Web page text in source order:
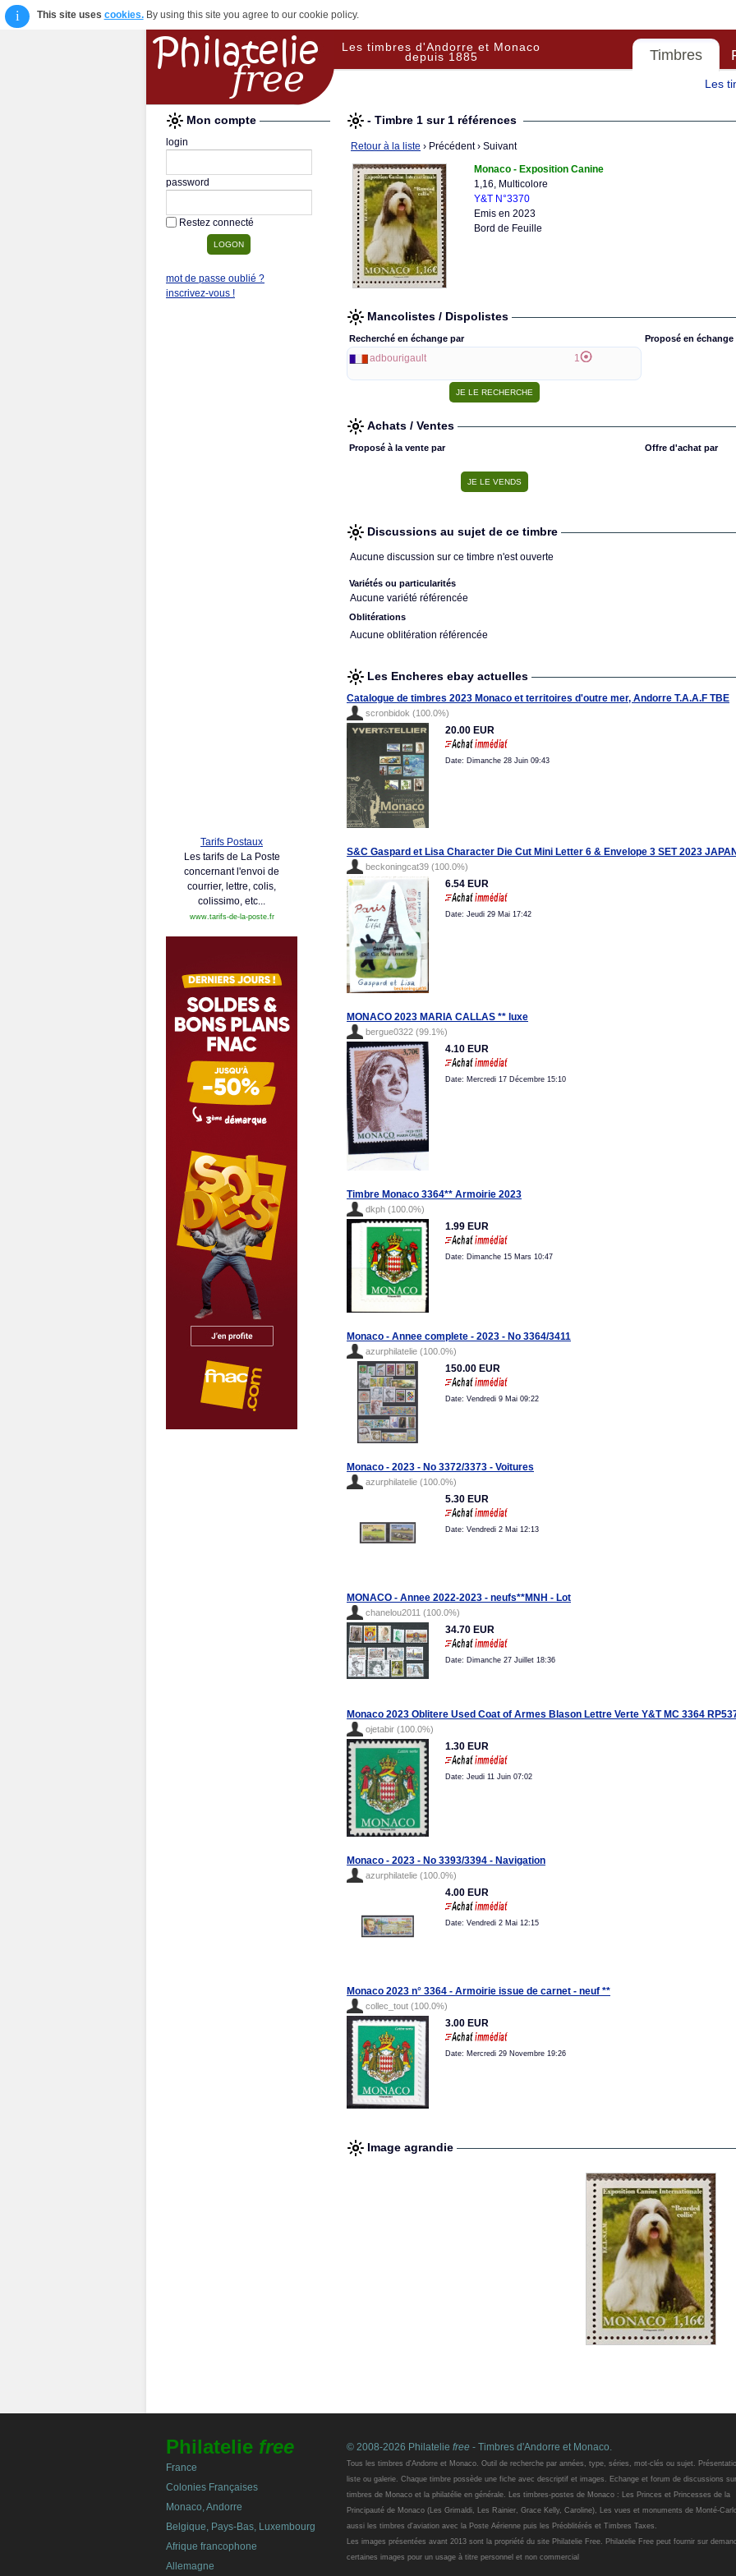
i This site uses cookies.By using this site you agree to our cookie policy.
Les timbres d'Andorre et Monaco
depuis 1885 Timbres
Les
Mon compte
login
password
Restez connecté
mot de passe oublié ?
inscrivez-vous !
Tarifs Postaux
Les tarifs de La Poste
concernant l'envoi de
courrier, lettre, colis,
colissimo, etc...
www.tarifs-de-la-poste.fr
- Timbre 1 sur 1 références
Retour à la liste › Précédent› Suivant
Monaco - Exposition Canine
1,16, Multicolore
Y&T N°3370
Emis en 2023
Bord de Feuille
Mancolistes / Dispolistes
Recherché en échange par
adbourigault 1
Proposé en échange
Achats / Ventes
Proposé à la vente par Offre d'achat par
Discussions au sujet de ce timbre
Aucune discussion sur ce timbre n'est ouverte
Variétés ou particularités
Aucune variété référencée
Oblitérations
Aucune oblitération référencée
Les Encheres ebay actuelles
Catalogue de timbres 2023 Monaco et territoires d'outre mer, Andorre T.A.A.F TBE
scronbidok (100.0%)
20.00 EUR
Date: Dimanche 28 Juin 09:43
S&C Gaspard et Lisa Character Die Cut Mini Letter 6 & Envelope 3 SET 2023
beckoningcat39 (100.0%)
6.54 EUR
Date: Jeudi 29 Mai 17:42
MONACO 2023 MARIA CALLAS ** luxe
bergue0322 (99.1%)
4.10 EUR
Date: Mercredi 17 Décembre 15:10
Timbre Monaco 3364** Armoirie 2023
dkph (100.0%)
1.99 EUR
Date: Dimanche 15 Mars 10:47
Monaco - Annee complete - 2023 - No 3364/3411
azurphilatelie (100.0%)
150.00 EUR
Date: Vendredi 9 Mai 09:22
Monaco - 2023 - No 3372/3373 - Voitures
azurphilatelie (100.0%)
5.30 EUR
Date: Vendredi 2 Mai 12:13
MONACO - Annee 2022-2023 - neufs**MNH - Lot
chanelou2011 (100.0%)
34.70 EUR
Date: Dimanche 27 Juillet 18:36
Monaco 2023 Oblitere Used Coat of Armes Blason Lettre Verte Y&T MC 3364
ojetabir (100.0%)
1.30 EUR
Date: Jeudi 11 Juin 07:02
Monaco - 2023 - No 3393/3394 - Navigation
azurphilatelie (100.0%)
4.00 EUR
Date: Vendredi 2 Mai 12:15
Monaco 2023 n° 3364 - Armoirie issue de carnet - neuf **
collec_tout (100.0%)
3.00 EUR
Date: Mercredi 29 Novembre 19:26
Image agrandie
Philatelie free
France
Colonies Françaises
Monaco, Andorre
Belgique, Pays-Bas, Luxembourg
Afrique francophone
Allemagne
© 2008-2026 Philatelie free - Timbres d'Andorre et Monaco.
Tous les timbres d'Andorre et Monaco. Outil de recherche par années, type, séries, mot-clés ou sujet.
liste ou galerie. Chaque timbre possède une fiche avec descriptif et images. Echange et forum de discussions
timbres de Monaco et la philatélie en générale. Les timbres-postes de Monaco : Les Princes et Princesses de la
Principauté de Monaco (Les Grimaldi, Les Rainier, Grace Kelly, Caroline), Les vues et monuments de Monté-
aussi les timbres d'aviation avec la Poste Aérienne puis les Préoblitérés et Timbres Taxes.
Les images présentées avant 2013 sont la propriété du site Philatelie Free. Philatelie Free peut fournir sur
certaines images pour un usage à titre personnel et non commercial